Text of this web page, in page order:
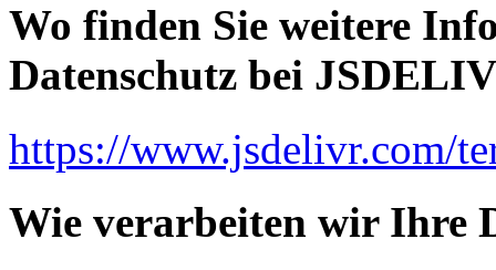
Wo finden Sie weitere
Datenschutz bei
https://www.jsdelivr.com/
Wie verarbeiten wir Ihre